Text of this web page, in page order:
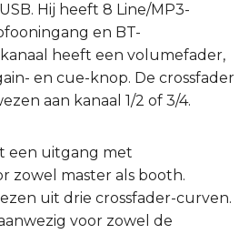
Hij heeft 8 Line/MP3-
en BT-
heeft een volumefader,
en cue-knop. De crossfader
aan kanaal 1/2 of 3/4.
een uitgang met
zowel master als booth.
uit drie crossfader-curven.
voor zowel de